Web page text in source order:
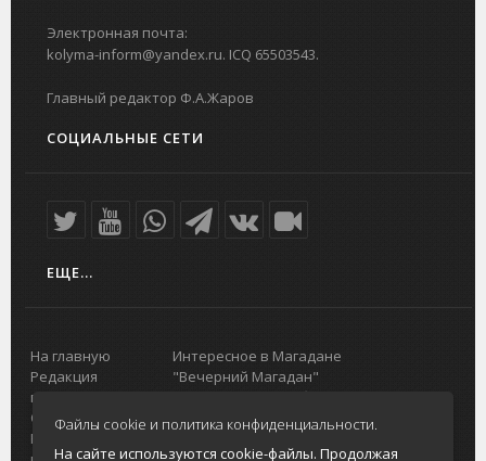
Электронная почта:
kolyma-inform@yandex.ru. ICQ 65503543.
Главный редактор Ф.А.Жаров
СОЦИАЛЬНЫЕ СЕТИ
ЕЩЕ...
На главную
Редакция
портала
О проекте
Реклама на
Интересное в Магадане
"Вечерний Магадан"
Городская доска объявлений
Реклама
Главный туристический портал
Файлы cookie и политика конфиденциальности.
На сайте используются cookie-файлы. Продолжая